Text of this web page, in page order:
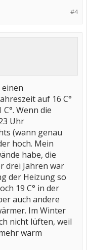
#4
auf 16 C°
Wenn die
Uhr
(wann genau
hoch. Mein
habe, die
drei Jahren war
der Heizung so
19 C° in der
auch andere
Im Winter
nicht lüften, weil
warm